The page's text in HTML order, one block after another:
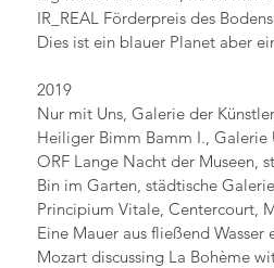
IR_REAL Förderpreis des
Dies ist ein blauer Planet aber
2019
Nur mit Uns, Galerie der
Heiliger Bimm Bamm I., Galerie
ORF Lange Nacht der Museen,
Bin im Garten, städtische
Principium Vitale, Centercourt,
Eine Mauer aus fließend
Mozart discussing La Bohème